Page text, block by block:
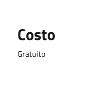
Costo
Gratuito